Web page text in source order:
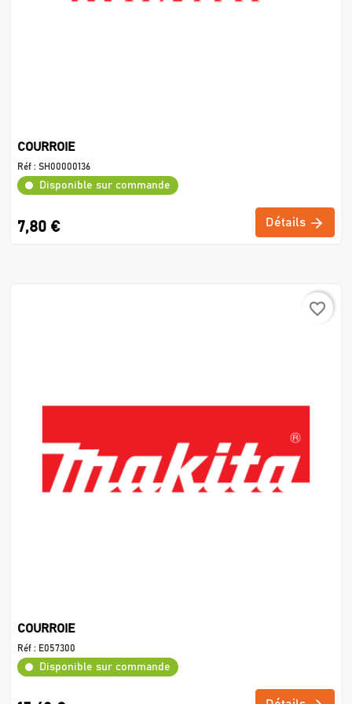
COURROIE
Réf : SH00000136
Disponible sur commande
7,80 € Détails
favorite_border
COURROIE
Réf : E057300
Disponible sur commande